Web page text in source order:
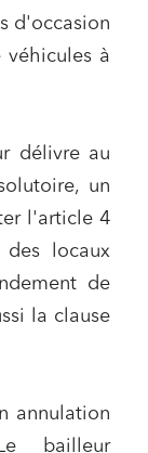
d'occasion
véhicules à
délivre au
un
l'article 4
locaux
de
la clause
annulation
bailleur